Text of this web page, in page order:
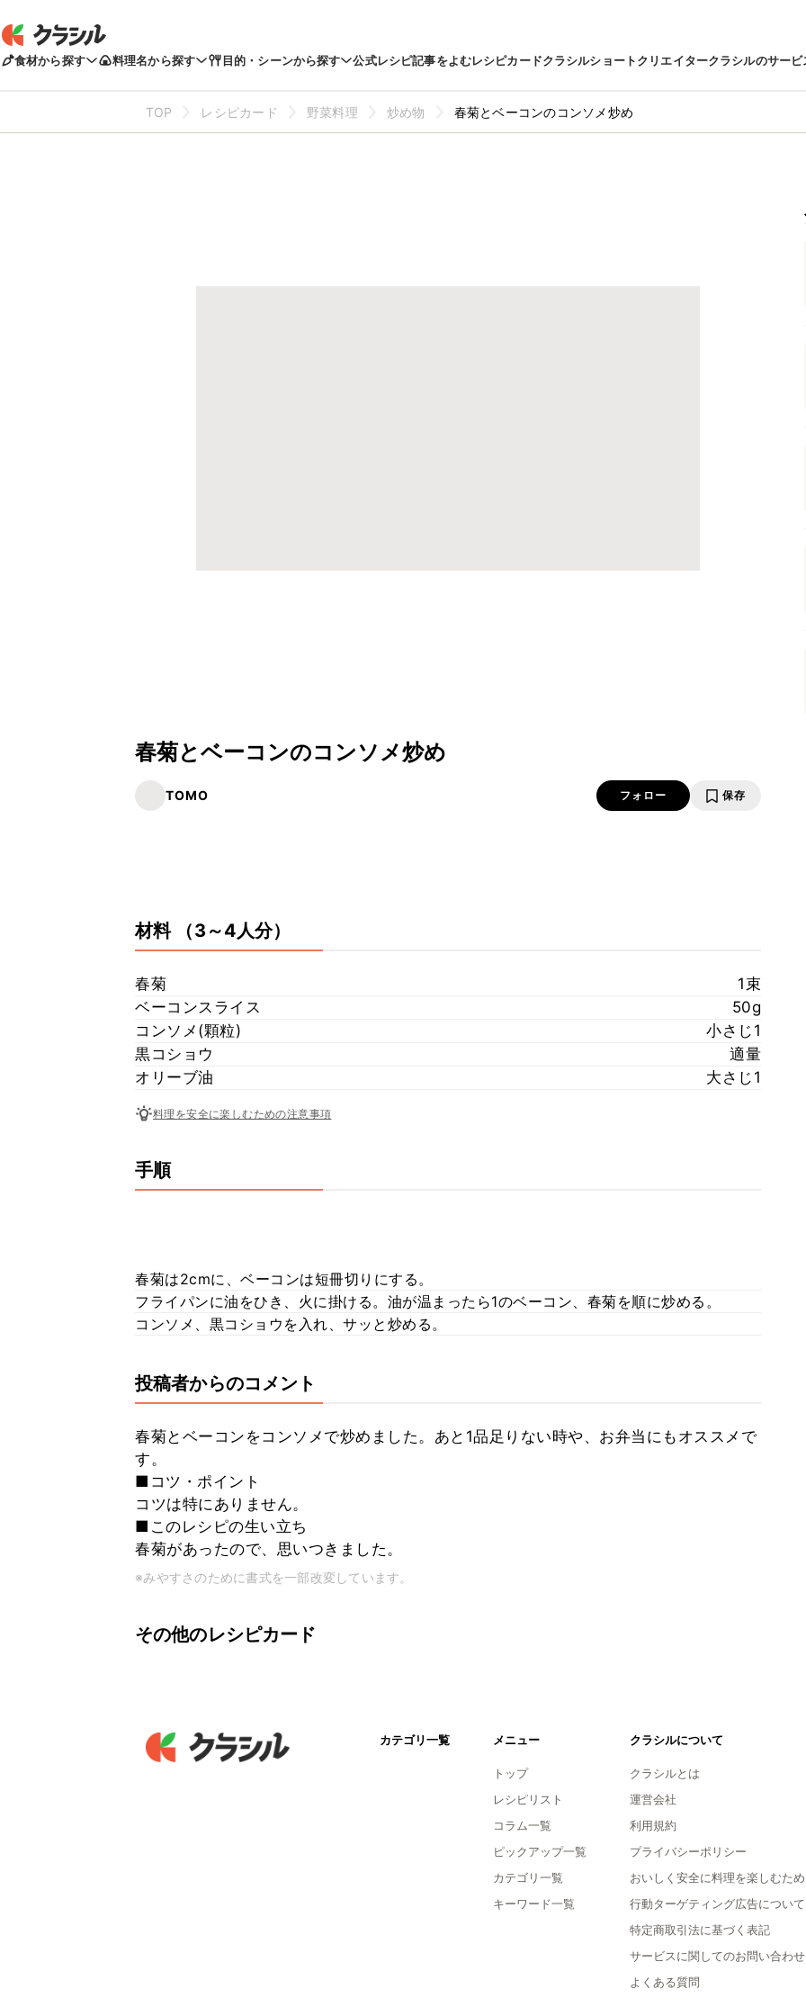
食材から探す 料理名から探す 目的・シーンから探す 公式レシピ記事をよむレシピカードクラシルショートクリエイタークラシルのサービ
TOP レシピカード 野菜料理 炒め物 春菊とベーコンのコンソメ炒め
春菊とベーコンのコンソメ炒め
TOMO フォロー 保存
材料 （3～4人分）
春菊
1束
ベーコンスライス
50g
コンソメ(顆粒)
小さじ1
黒コショウ
適量
オリーブ油
大さじ1
料理を安全に楽しむための注意事項
手順
春菊は2cmに、ベーコンは短冊切りにする。
フライパンに油をひき、火に掛ける。油が温まったら1のベーコン、春菊を順に炒める。
コンソメ、黒コショウを入れ、サッと炒める。
投稿者からのコメント
春菊とベーコンをコンソメで炒めました。あと1品足りない時や、お弁当にもオススメで
す。
■コツ・ポイント
コツは特にありません。
■このレシピの生い立ち
春菊があったので、思いつきました。
※みやすさのために書式を一部改変しています。
その他のレシピカード
カテゴリ一覧 メニュー
トップ
レシピリスト
コラム一覧
ピックアップ一覧
カテゴリ一覧
キーワード一覧
クラシルについて
クラシルとは
運営会社
利用規約
プライバシーポリシー
おいしく安全に料理を楽しむため
行動ターゲティング広告について
特定商取引法に基づく表記
サービスに関してのお問い合わせ
よくある質問